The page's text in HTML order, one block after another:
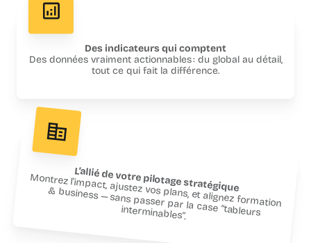
Des indicateurs qui comptent
Des données vraiment actionnables : du global au détail,
tout ce qui fait la différence.
L’allié de votre pilotage stratégique
Montrez l’impact, ajustez vos plans, et alignez formation
& business — sans passer par la case “tableurs
interminables”.